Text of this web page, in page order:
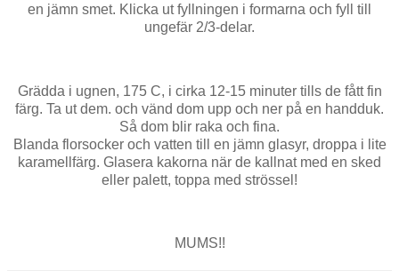
en jämn smet. Klicka ut fyllningen i formarna och fyll till
ungefär 2/3-delar.
Grädda i ugnen, 175 C, i cirka 12-15 minuter tills de fått fin
färg. Ta ut dem. och vänd dom upp och ner på en handduk.
Så dom blir raka och fina.
Blanda florsocker och vatten till en jämn glasyr, droppa i lite
karamellfärg. Glasera kakorna när de kallnat med en sked
eller palett, toppa med strössel!
MUMS!!